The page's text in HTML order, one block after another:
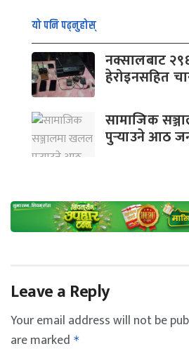
यो पनि पढ्नुहोस्
नक्सालबाट
हेरोइनसहित
सामाजिक
पुर्‍याउने आठ
Leave a Reply
Your email address will not be
are marked *